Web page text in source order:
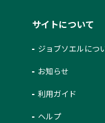
サイトについて
ジョブソエルにつ
お知らせ
利用ガイド
ヘルプ